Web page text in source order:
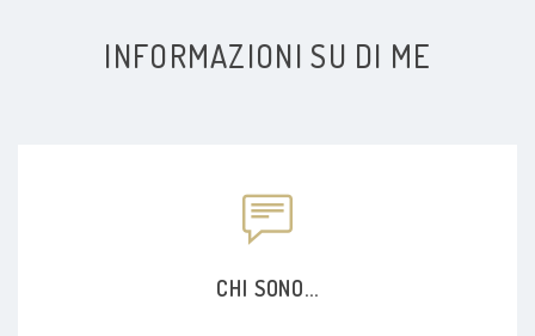
INFORMAZIONI SU DI ME
CHI SONO...